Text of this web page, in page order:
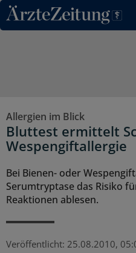
Direkt zum Inhaltsbereich
Allergien im Blick
Bluttest ermittelt
Wespengiftallergie
Bei Bienen- oder
Serumtryptase das Risiko
Reaktionen ablesen.
Veröffentlicht: 25.08.2010,